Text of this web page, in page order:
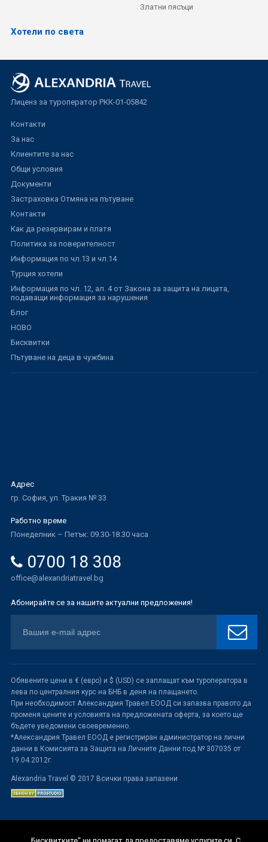
Златни пясъци
Хотели по света
Лиценз за туроператор РКК-01-05842
Контакти
За нас
Клиентите за нас
Общи условия
Документи
Застраховка Отмяна на пътуване
Контакти
Как да резервирам и платя
Политика за поверителност
Информация по чл.13 и чл.14
Турция хотели
Информация по чл. 12, ал. 4 от Закона за защита на лицата,
подаващи информация за нарушения
Блог
НОВО
Бисквитки
Пътуване на деца в чужбина
Адрес
гр. София, ул. Тракия № 33
Работно време
Понеделник – Петък: 09.30-18.30 часа
0700 18 308
office@alexandriatravel.bg
Абонирайте се за нашите актуални предложения!
Обявените цени в € (евро) и $ (USD) се заплащат към туроператора в
лева по централния курс на БНБ в деня на плащането.
При необходимост Александрия Травел ЕООД си запазва правото да
променя цените и условията на предложената оферта, за което ще
бъдете уведомени своевременно.
*Александрия Травел ЕООД е регистриран администратор на лични
данни в Комисията за Защита на Личните Данни под № 307035 от
19.04.2012г.
Alexandria Travel © 2017 Всички права запазени